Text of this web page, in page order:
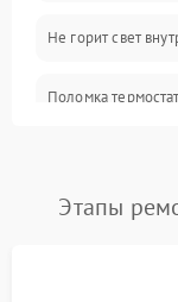
Не горит свет
Поломка
Поломка системы
Этапы